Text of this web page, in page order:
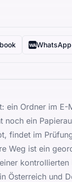
WAWhatsApp
ein Ordner im
ein
findet im
Weg ist ein
Österreich und